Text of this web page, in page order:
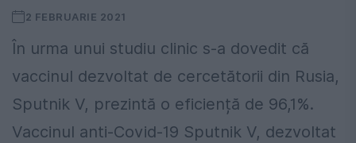
2 FEBRUARIE 2021
În urma unui studiu clinic s-a dovedit că
vaccinul dezvoltat de cercetătorii din Rusia,
Sputnik V, prezintă o eficiență de 96,1%.
Vaccinul anti-Covid-19 Sputnik V, dezvoltat